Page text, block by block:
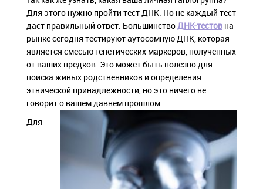
Для этого нужно пройти тест ДНК. Но не каждый тест
даст правильный ответ. БольшинствоДНК-тестов на
рынке сегодня тестируют аутосомную ДНК, которая
является смесью генетических маркеров, полученных
от ваших предков. Это может быть полезно для
поиска живых родственников и определения
этнической принадлежности, но это ничего не
говорит о вашем давнем прошлом.
Для